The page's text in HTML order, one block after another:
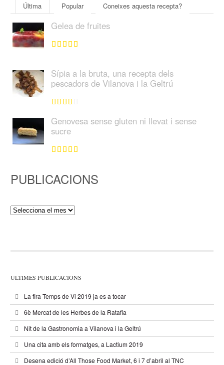
Última Popular Coneixes aquesta recepta?
Gelea de fruites
Sípia a la bruta, una recepta dels
pescadors de Vilanova i la Geltrú
Genovesa sense gluten ni llevat i sense
sucre
PUBLICACIONS
Publicacions
ÚLTIMES PUBLICACIONS
La fira Temps de Vi 2019 ja es a tocar
6è Mercat de les Herbes de la Ratafia
Nit de la Gastronomia a Vilanova i la Geltrú
Una cita amb els formatges, a Lactium 2019
Desena edició d’All Those Food Market, 6 i 7 d’abril al TNC